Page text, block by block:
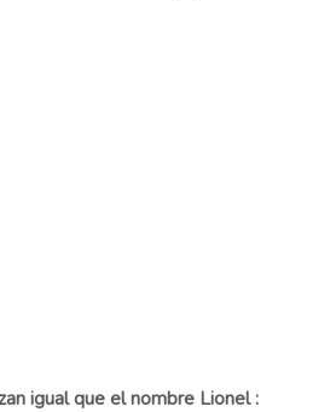
igual que el nombre Lionel :